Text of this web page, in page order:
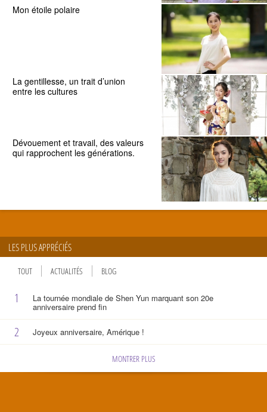
Mon étoile polaire
La gentillesse, un trait d’union
entre les cultures
Dévouement et travail, des valeurs
qui rapprochent les générations.
LES PLUS APPRÉCIÉS
TOUT ACTUALITÉS BLOG
1 La tournée mondiale de Shen Yun marquant son 20e
anniversaire prend fin
2 Joyeux anniversaire, Amérique !
MONTRER PLUS